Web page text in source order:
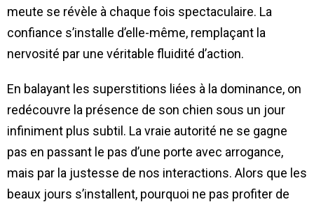
meute se révèle à chaque fois spectaculaire. La
confiance s’installe d’elle-même, remplaçant la
nervosité par une véritable fluidité d’action.
En balayant les superstitions liées à la dominance, on
redécouvre la présence de son chien sous un jour
infiniment plus subtil. La vraie autorité ne se gagne
pas en passant le pas d’une porte avec arrogance,
mais par la justesse de nos interactions. Alors que les
beaux jours s’installent, pourquoi ne pas profiter de